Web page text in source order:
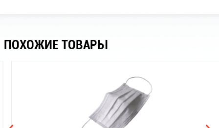
ПОХОЖИЕ ТОВАРЫ